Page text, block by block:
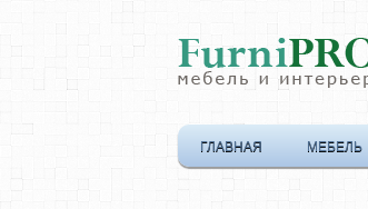
ГЛАВНАЯ МЕБЕЛЬ